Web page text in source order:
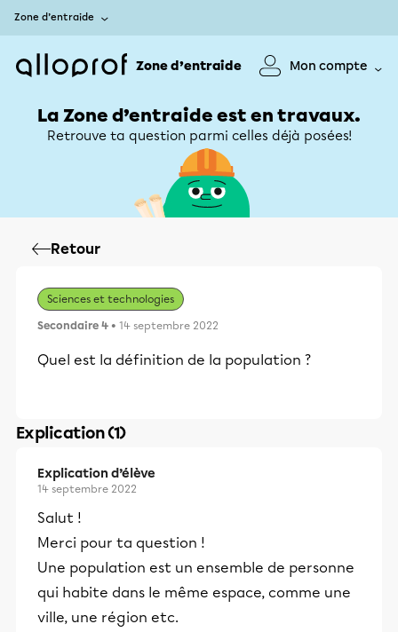
Zone d’entraide
Zone d’entraide Mon compte
La Zone d’entraide est en travaux.
Retrouve ta question parmi celles déjà posées!
Retour
Sciences et technologies
Secondaire 4 • 14 septembre 2022
Quel est la définition de la population ?
Explication (1)
Explication d’élève
14 septembre 2022
Salut !
Merci pour ta question !
Une population est un ensemble de personne
qui habite dans le même espace, comme une
ville, une région etc.